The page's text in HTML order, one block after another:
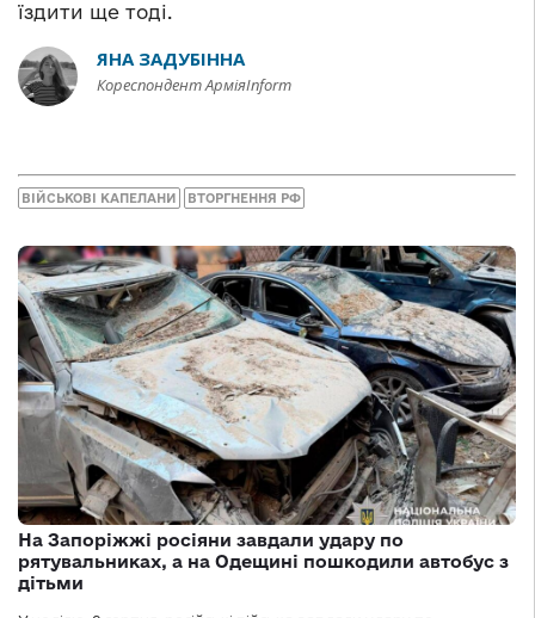
їздити ще тоді.
ЯНА ЗАДУБІННА
Кореспондент АрміяInform
ВІЙСЬКОВІ КАПЕЛАНИ ВТОРГНЕННЯ РФ
На Запоріжжі росіяни завдали удару по
рятувальниках, а на Одещині пошкодили автобус з
дітьми